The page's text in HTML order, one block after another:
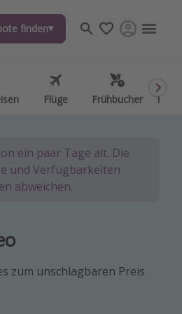
finden
Flüge Frühbucher
finden
Flüge Frühbucher
ein paar Tage alt. Die
und Verfügbarkeiten
abweichen.
zum unschlagbaren Preis